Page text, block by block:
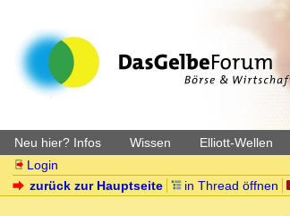
Neu hier? Infos Wissen Elliott-Wellen
Login
zurück zur Hauptseite
in Thread öffnen